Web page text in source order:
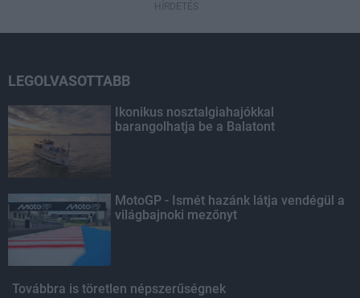
HÍRDETÉS
LEGOLVASOTTABB
Ikonikus nosztalgiahajókkal
barangolhatja be a Balatont
MotoGP - Ismét hazánk látja vendégül a
világbajnoki mezőnyt
Továbbra is töretlen népszerűségnek